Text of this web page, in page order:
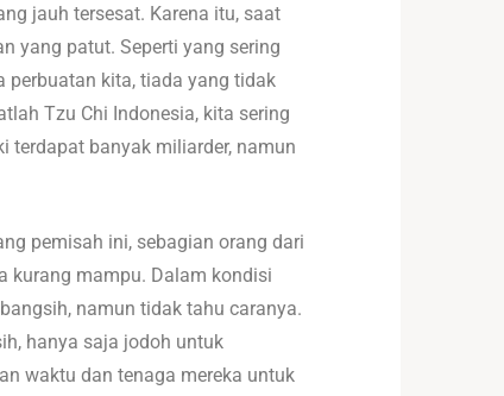
jauh tersesat. Karena itu, saat
yang patut. Seperti yang sering
perbuatan kita, tiada yang tidak
Tzu Chi Indonesia, kita sering
terdapat banyak miliarder, namun
pemisah ini, sebagian orang dari
kurang mampu. Dalam kondisi
namun tidak tahu caranya.
hanya saja jodoh untuk
waktu dan tenaga mereka untuk